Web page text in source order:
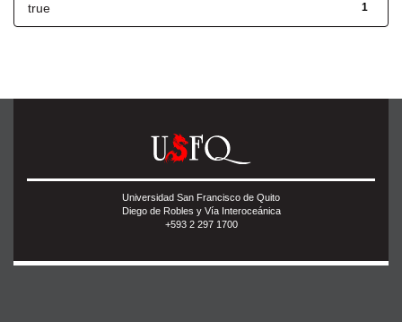
1
true
Universidad San Francisco de Quito
Diego de Robles y Vía Interoceánica
+593 2 297 1700